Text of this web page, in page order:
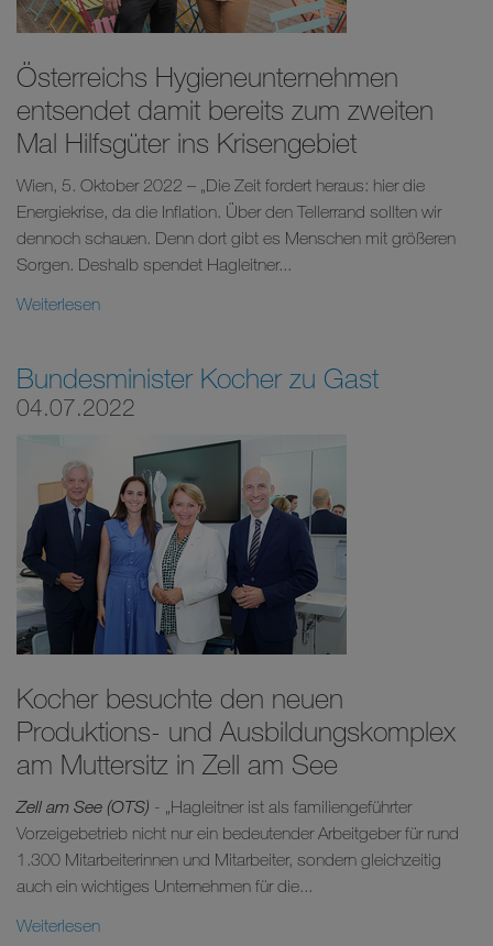
Österreichs Hygieneunternehmen
entsendet damit bereits zum zweiten
Mal Hilfsgüter ins Krisengebiet
Wien, 5. Oktober 2022 – „Die Zeit fordert heraus: hier die
Energiekrise, da die Inflation. Über den Tellerrand sollten wir
dennoch schauen. Denn dort gibt es Menschen mit größeren
Sorgen. Deshalb spendet Hagleitner...
Weiterlesen
Bundesminister Kocher zu Gast
04.07.2022
Kocher besuchte den neuen
Produktions- und Ausbildungskomplex
am Muttersitz in Zell am See
Zell am See (OTS) - „Hagleitner ist als familiengeführter
Vorzeigebetrieb nicht nur ein bedeutender Arbeitgeber für rund
1.300 Mitarbeiterinnen und Mitarbeiter, sondern gleichzeitig
auch ein wichtiges Unternehmen für die...
Weiterlesen